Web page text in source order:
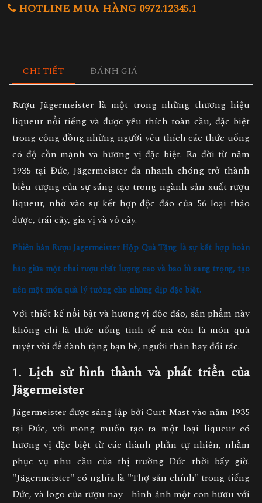
HOTLINE MUA HÀNG 0972.12345.1
CHI TIẾT ĐÁNH GIÁ
Rượu Jägermeister là một trong những thương hiệu
liqueur nổi tiếng và được yêu thích toàn cầu, đặc biệt
trong cộng đồng những người yêu thích các thức uống
có độ cồn mạnh và hương vị đặc biệt. Ra đời từ năm
1935 tại Đức, Jägermeister đã nhanh chóng trở thành
biểu tượng của sự sáng tạo trong ngành sản xuất rượu
liqueur, nhờ vào sự kết hợp độc đáo của 56 loại thảo
dược, trái cây, gia vị và vỏ cây.
Phiên bảnRượu Jagermeister Hộp Quà Tặng là sự kết hợp hoàn
hảo giữa một chai rượu chất lượng cao và bao bì sang trọng, tạo
nên một món quà lý tưởng cho những dịp đặc biệt.
Với thiết kế nổi bật và hương vị độc đáo, sản phẩm này
không chỉ là thức uống tinh tế mà còn là món quà
tuyệt vời để dành tặng bạn bè, người thân hay đối tác.
1. Lịch sử hình thành và phát triển của
Jägermeister
Jägermeister được sáng lập bởi Curt Mast vào năm 1935
tại Đức, với mong muốn tạo ra một loại liqueur có
hương vị đặc biệt từ các thành phần tự nhiên, nhằm
phục vụ nhu cầu của thị trường Đức thời bấy giờ.
"Jägermeister" có nghĩa là "Thợ săn chính" trong tiếng
Đức, và logo của rượu này - hình ảnh một con hươu với